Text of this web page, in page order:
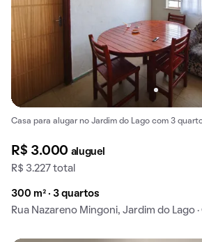
Casa para alugar no Jardim do Lago com 3
R$ 3.000 aluguel
R$ 3.227 total
300 m² · 3 quartos
Rua Nazareno Mingoni, Jardim do Lago